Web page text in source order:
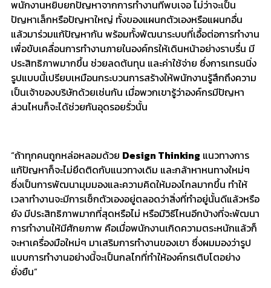
พนักงานหยิบยกปัญหาจากการทำงานที่พบเจอ ไม่ว่าจะเป็น
ปัญหาเล็กหรือปัญหาใหญ่ ทั้งของแผนกตัวเองหรือแผนกอื่น
แล้วมาร่วมแก้ปัญหากัน พร้อมทั้งพัฒนาระบบที่เอื้อต่อการทำงาน
เพื่อขับเคลื่อนการทำงานภายในองค์กรให้เดินหน้าอย่างราบรื่น มี
ประสิทธิภาพมากขึ้น ช่วยลดต้นทุน และค่าใช้จ่าย ซึ่งการเทรนนิ่ง
รูปแบบนี้เปรียบเหมือนกระบวนการสร้างให้พนักงานรู้สึกถึงความ
เป็นเจ้าของบริษัทด้วยเช่นกัน เมื่อพวกเขารู้ว่าองค์กรมีปัญหา
ส่วนไหนก็จะได้ช่วยกันอุดรอยรั่วนั้น
“ถ้าทุกคนถูกหล่อหลอมด้วย Design Thinking แนวทางการ
แก้ปัญหาก็จะไม่ยึดติดกับแนวทางเดิม และกล้าหาหนทางใหม่ๆ
ซึ่งเป็นการพัฒนามุมมองและความคิดให้มองไกลมากขึ้น ทำให้
เวลาทำงานจะมีการเช็กตัวเองอยู่ตลอดว่าสิ่งที่ทำอยู่นั้นดีแล้วหรือ
ยัง มีประสิทธิภาพมากที่สุดหรือไม่ หรือมีวิธีไหนอีกบ้างที่จะพัฒนา
การทำงานให้มีศักยภาพ คือเมื่อพนักงานเกิดความตระหนักแล้วก็
จะหาเครื่องมือใหม่ๆ มาเสริมการทำงานของเขา ซึ่งผมมองว่ารูป
แบบการทำงานอย่างนี้จะเป็นกลไกที่ทำให้องค์กรเติบโตอย่าง
ยั่งยืน”